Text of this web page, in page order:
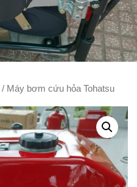
/ Máy bơm cứu hỏa Tohatsu